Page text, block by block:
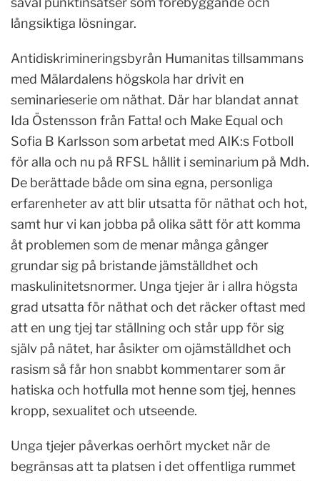
långsiktiga lösningar.
Antidiskrimineringsbyrån Humanitas tillsammans
med Mälardalens högskola har drivit en
seminarieserie om näthat. Där har blandat annat
Ida Östensson från Fatta! och Make Equal och
Sofia B Karlsson som arbetat med AIK:s Fotboll
för alla och nu på RFSL hållit i seminarium på Mdh.
De berättade både om sina egna, personliga
erfarenheter av att blir utsatta för näthat och hot,
samt hur vi kan jobba på olika sätt för att komma
åt problemen som de menar många gånger
grundar sig på bristande jämställdhet och
maskulinitetsnormer. Unga tjejer är i allra högsta
grad utsatta för näthat och det räcker oftast med
att en ung tjej tar ställning och står upp för sig
själv på nätet, har åsikter om ojämställdhet och
rasism så får hon snabbt kommentarer som är
hatiska och hotfulla mot henne som tjej, hennes
kropp, sexualitet och utseende.
Unga tjejer påverkas oerhört mycket när de
begränsas att ta platsen i det offentliga rummet